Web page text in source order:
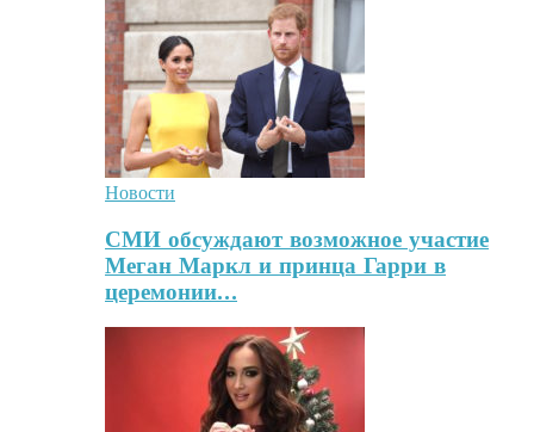
Новости
СМИ обсуждают возможное участие
Меган Маркл и принца Гарри в
церемонии…